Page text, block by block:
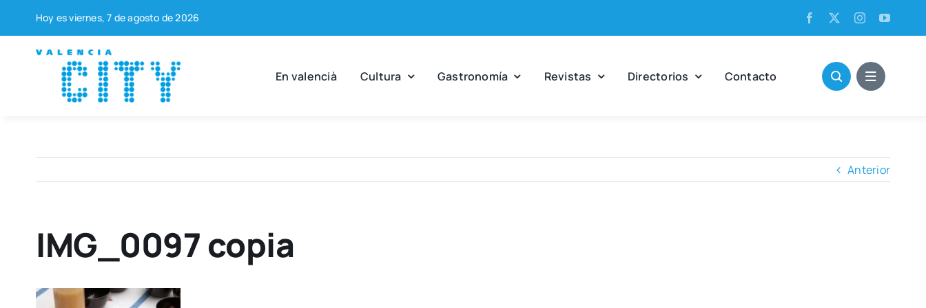
contenido
Hoy es vier­nes, 7 de agos­to de 2026
En valen­cià Cul­tu­ra Gas­tro­no­mía Revis­tas Direc­to­rios Con­tac­to
Anterior
IMG_0097 copia